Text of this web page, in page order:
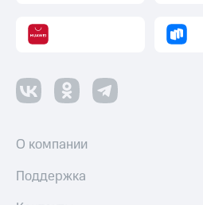
О компании
Поддержка